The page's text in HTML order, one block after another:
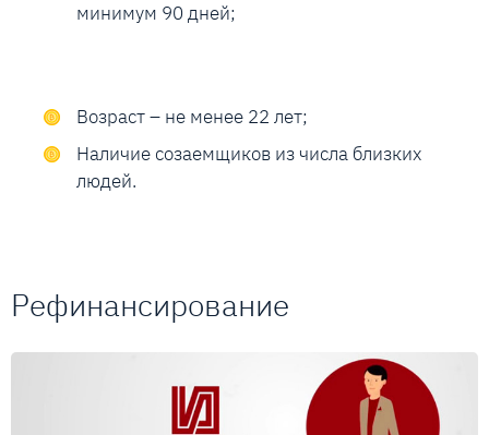
минимум 90 дней;
Возраст – не менее 22 лет;
Наличие созаемщиков из числа близких
людей.
Рефинансирование